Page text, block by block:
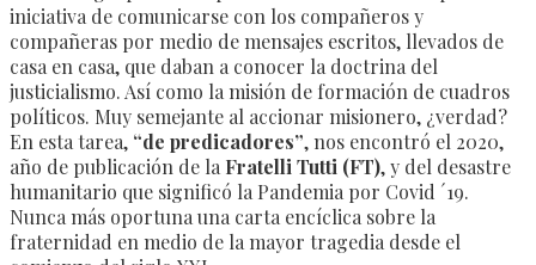
iniciativa de comunicarse con los compañeros y
compañeras por medio de mensajes escritos, llevados de
casa en casa, que daban a conocer la doctrina del
justicialismo. Así como la misión de formación de cuadros
políticos. Muy semejante al accionar misionero, ¿verdad?
En esta tarea, “de predicadores”, nos encontró el 2020,
año de publicación de la Fratelli Tutti (FT), y del desastre
humanitario que significó la Pandemia por Covid ´19.
Nunca más oportuna una carta encíclica sobre la
fraternidad en medio de la mayor tragedia desde el